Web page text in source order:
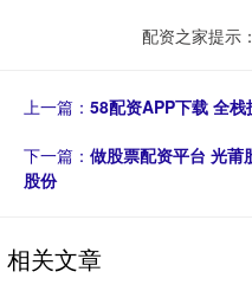
配资之家提示
上一篇： 58配资APP下载 全
下一篇： 做股票配资平台 光莆
股份
相关文章